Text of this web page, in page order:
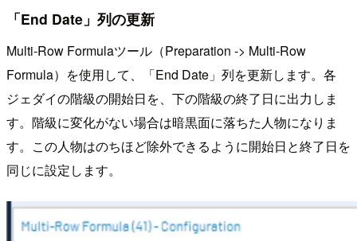
「End Date」列の更新
Multi-Row Formulaツール（Preparation -> Multi-Row
Formula）を使用して、「End Date」列を更新します。各
ジェダイの階級の開始日を、下の階級の終了日に出力しま
す。階級に変化がない場合は暗黒面に落ちた人物になりま
す。この人物はのちほど除外できるように開始日と終了日を
同じに設定します。